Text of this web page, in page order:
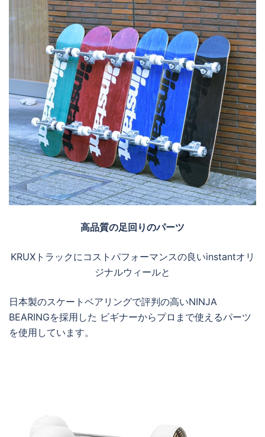
高品質の足回りのパーツ
KRUXトラックにコストパフォーマンスの良いinstantオリ
ジナルウィールと
日本製のスケートベアリングで評判の高いNINJA
BEARINGを採用した ビギナーからプロまで使えるパーツ
を使用しています。